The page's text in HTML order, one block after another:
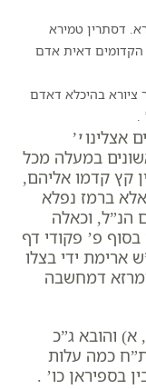
דסתרין טמירא
הקדומים דאית אדם
ציורא בהיכלא דאדם
.
אצלינוי’
במעלה מכל
קץ קדמו אליהם,
ברמז נפלא
הנ”ל, וכאלה
פ’ פקודי דף
ארימת ידי בצלו
דמחשבה
והובא ג”כ
כמה עלות
בספיראן כו’ .